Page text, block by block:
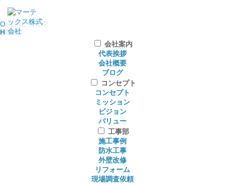
ONLINE SHOP
HOME
会社案内
代表挨拶
会社概要
ブログ
コンセプト
コンセプト
ミッション
ビジョン
バリュー
工事部
施工事例
防水工事
外壁改修
リフォーム
現場調査依頼